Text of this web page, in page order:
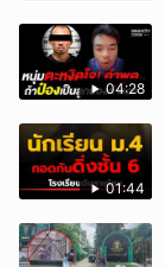
04:28
01:44